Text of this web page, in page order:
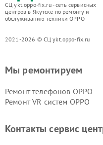
СЦ ykt.oppo-fix.ru - сеть сервисных
центров в Якутске по ремонту и
обслуживанию техники OPPO
2021-2026 © СЦ ykt.oppo-fix.ru
Мы ремонтируем
Ремонт телефонов OPPO
Ремонт VR систем OPPO
Контакты сервис